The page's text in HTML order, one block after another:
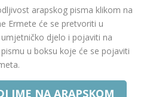
arapskog pisma klikom na
Ermete će se pretvoriti u
djelo i pojaviti na
u boksu koje će se pojaviti
IME NA ARAPSKOM